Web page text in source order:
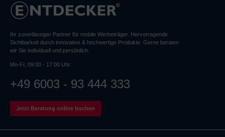
Ihr zuverlässiger Partner für mobile Werbeträger. Hervorragende
Sichtbarkeit durch innovative & hochwertige Produkte. Gerne beraten
wir Sie individuell und persönlich.
Mo-Fr, 09:00 - 17:00 Uhr
+49 6003 - 93 444 333
Jetzt Beratung online buchen